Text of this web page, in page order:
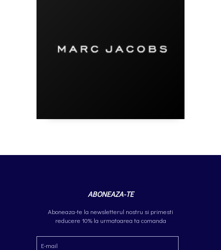
ABONEAZA-TE
Aboneaza-te la newsletterul nostru si primesti
reducere 10% la urmatoarea ta comanda